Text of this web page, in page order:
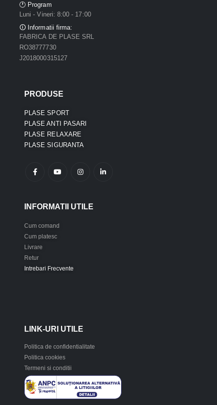
🕐 Program
Luni - Vineri: 8:00 - 17:00
🛈 Informatii firma:
FABRICA DE PLASE SRL
RO38777730
J2018000315127
PRODUSE
PLASE SPORT
PLASE ANTI PASARI
PLASE RELAXARE
PLASE SIGURANTA
INFORMATII UTILE
Cum comand
Cum platesc
Livrare
Retur
Intrebari Frecvente
LINK-URI UTILE
Politica de confidentialitate
Politica cookies
Termeni si conditii